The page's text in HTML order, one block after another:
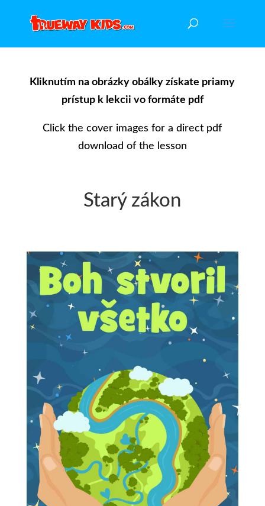
Kliknutím na obrázky obálky získate priamy
prístup k lekcii vo formáte pdf
Click the cover images for a direct pdf
download of the lesson
Starý zákon